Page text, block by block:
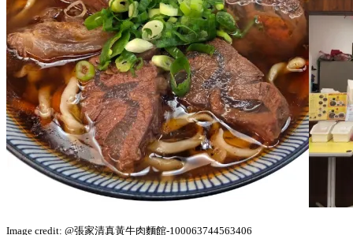
Image credit: @張家清真黃牛肉麵館-100063744563406